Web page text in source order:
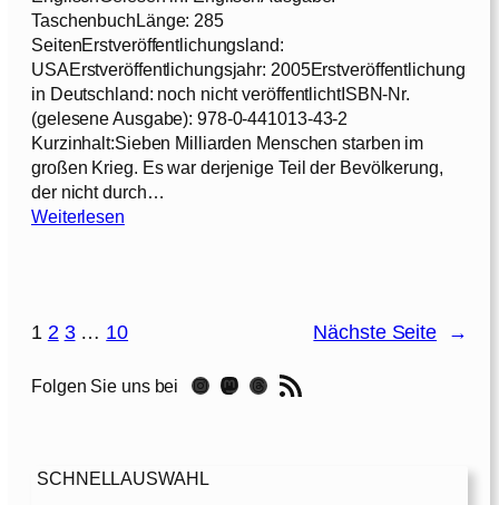
M
o
u
n
t
a
i
n
[
2
]
TaschenbuchLänge: 285
SeitenErstveröffentlichungsland:
USAErstveröffentlichungsjahr: 2005Erstveröffentlichung
in Deutschland: noch nicht veröffentlichtISBN-Nr.
(gelesene Ausgabe): 978-0-441013-43-2
Kurzinhalt:Sieben Milliarden Menschen starben im
großen Krieg. Es war derjenige Teil der Bevölkerung,
der nicht durch…
Weiterlesen:
a
d
n
1 2 3 … 10 Nächste Seite →
Folgen Sie uns bei Instagram Mastodon Threads RSS-Feed
SCHNELLAUSWAHL